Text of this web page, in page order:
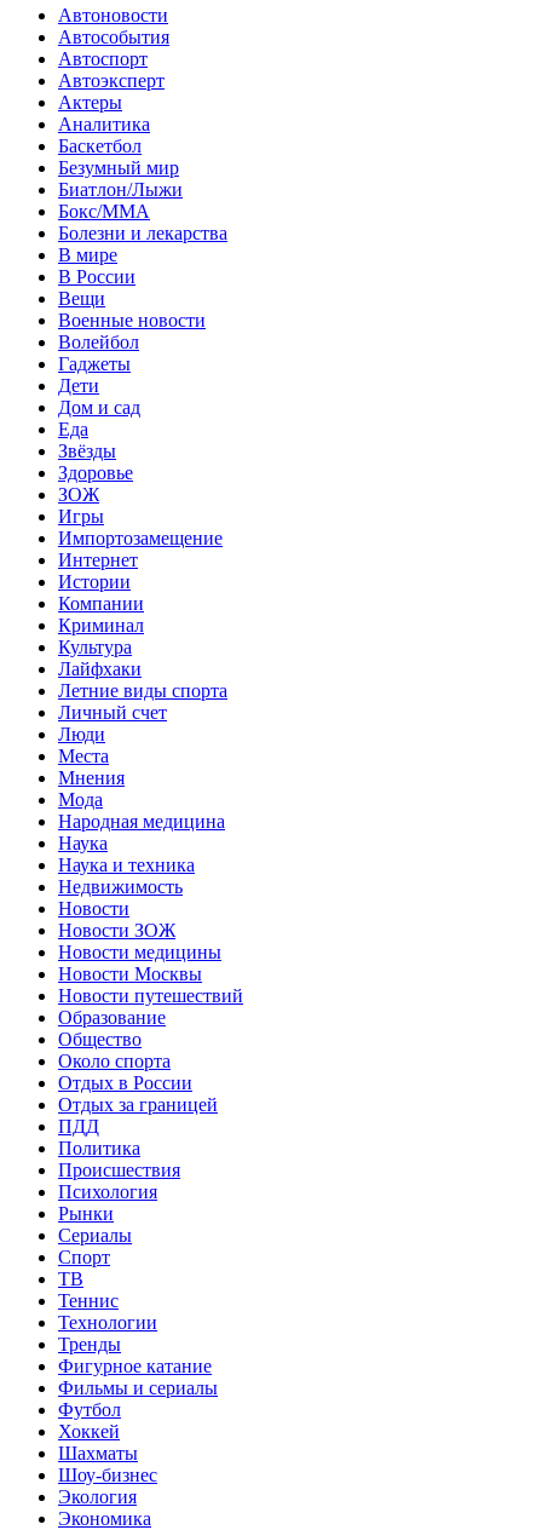
Автоновости
Автособытия
Автоспорт
Автоэксперт
Актеры
Аналитика
Баскетбол
Безумный мир
Биатлон/Лыжи
Бокс/MMA
Болезни и лекарства
В мире
В России
Вещи
Военные новости
Волейбол
Гаджеты
Дети
Дом и сад
Еда
Звёзды
Здоровье
ЗОЖ
Игры
Импортозамещение
Интернет
Истории
Компании
Криминал
Культура
Лайфхаки
Летние виды спорта
Личный счет
Люди
Места
Мнения
Мода
Народная медицина
Наука
Наука и техника
Недвижимость
Новости
Новости ЗОЖ
Новости медицины
Новости Москвы
Новости путешествий
Образование
Общество
Около спорта
Отдых в России
Отдых за границей
ПДД
Политика
Происшествия
Психология
Рынки
Сериалы
Спорт
ТВ
Теннис
Технологии
Тренды
Фигурное катание
Фильмы и сериалы
Футбол
Хоккей
Шахматы
Шоу-бизнес
Экология
Экономика